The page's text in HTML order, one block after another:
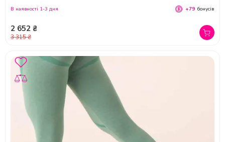
2 652 ₴
3 315 ₴
В наявності 1-3 дня +79 бонусів